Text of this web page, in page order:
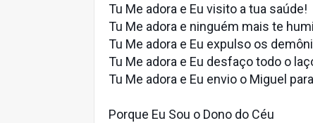
Tu Me adora e Eu visito a tua saúde!
Tu Me adora e ninguém mais te
Tu Me adora e Eu expulso os
Tu Me adora e Eu desfaço todo o
Tu Me adora e Eu envio o Miguel
Porque Eu Sou o Dono do Céu